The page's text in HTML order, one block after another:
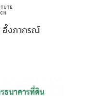
อึ๊งภากรณ์